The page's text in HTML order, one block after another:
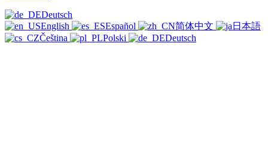
Deutsch
English
Español 简体中文
日本語
Čeština
Polski Deutsch